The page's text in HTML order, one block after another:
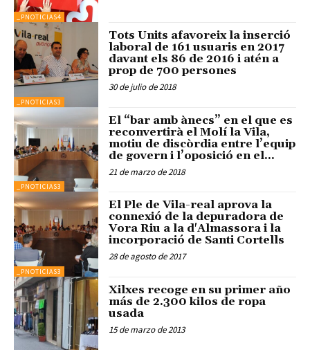
_PNOTICIAS4
_PNOTICIAS3
Tots Units afavoreix la inserció
laboral de 161 usuaris en 2017
davant els 86 de 2016 i atén a
prop de 700 persones
30 de julio de 2018
_PNOTICIAS3
El “bar amb ànecs” en el que es
reconvertirà el Molí la Vila,
motiu de discòrdia entre l’equip
de govern i l’oposició en el...
21 de marzo de 2018
_PNOTICIAS3
El Ple de Vila-real aprova la
connexió de la depuradora de
Vora Riu a la d'Almassora i la
incorporació de Santi Cortells
28 de agosto de 2017
Xilxes recoge en su primer año
más de 2.300 kilos de ropa
usada
15 de marzo de 2013